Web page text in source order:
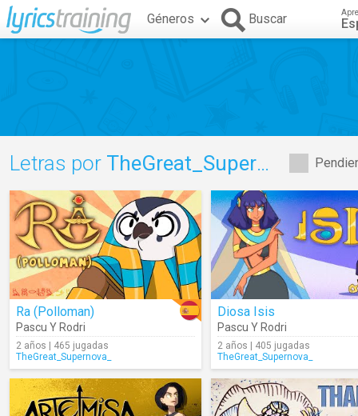
Géneros Buscar
Letras por TheGreat_Supernova_
Ra (Polloman)
Pascu Y Rodri
2 años | 465 jugadas
TheGreat_Supernova_
Diosa Isis
Pascu Y Rodri
2 años | 405 jugadas
TheGreat_Supernova_